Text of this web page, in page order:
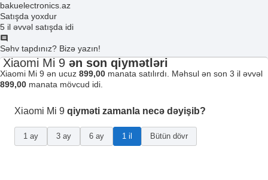
bakuelectronics.az
Satışda yoxdur
5 il əvvəl satışda idi
Səhv tapdınız? Bizə yazın!
Xiaomi Mi 9 ən son qiymətləri
Xiaomi Mi 9 ən ucuz 899,00 manata satılırdı. Məhsul ən son 3 il əvvəl
899,00 manata mövcud idi.
Xiaomi Mi 9 qiyməti zamanla necə dəyişib?
1 ay 3 ay 6 ay 1 il Bütün dövr